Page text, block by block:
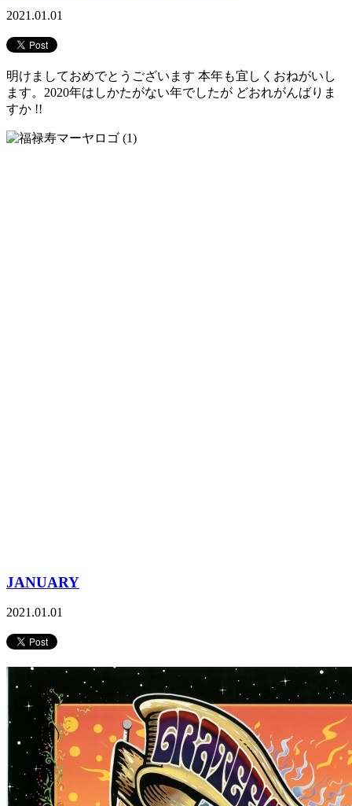
2021.01.01
明けましておめでとうございます 本年も宜しくおねがいし
ます。2020年はしかたがない年でしたが どおれがんばりま
すか !!
JANUARY
2021.01.01